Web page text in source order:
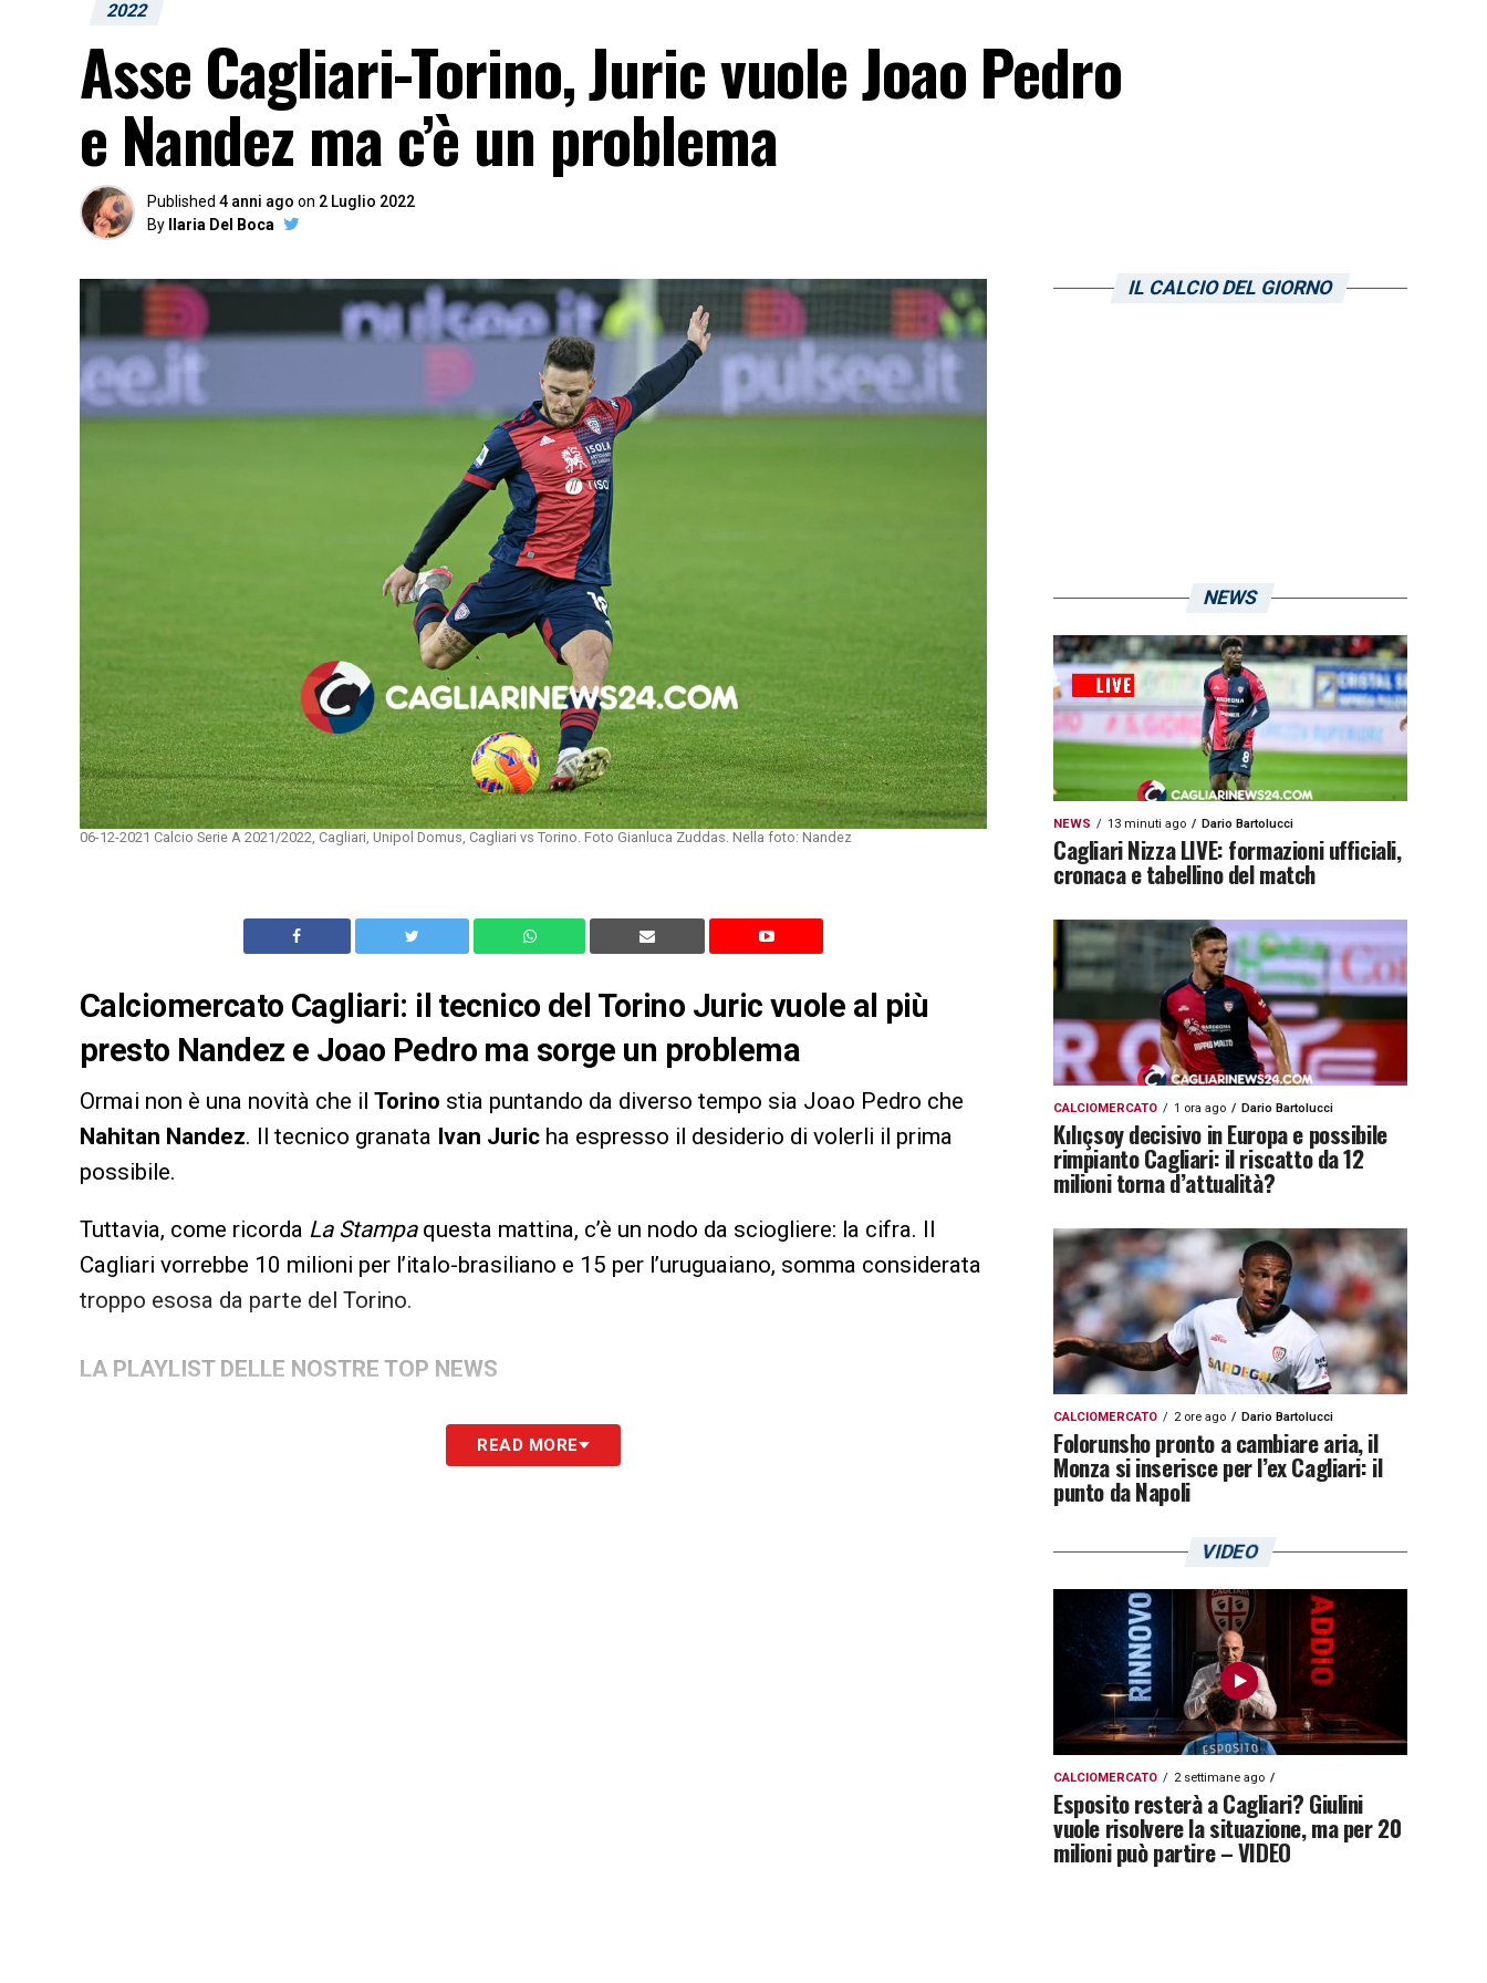
2022
Asse Cagliari-Torino, Juric vuole Joao Pedro
e Nandez ma c’è un problema
Published 4 anni ago on 2 Luglio 2022
By
Ilaria Del Boca
06-12-2021 Calcio Serie A 2021/2022, Cagliari, Unipol Domus, Cagliari vs Torino. Foto Gianluca Zuddas. Nella foto: Nandez
Calciomercato Cagliari: il tecnico del Torino Juric vuole al più
presto Nandez e Joao Pedro ma sorge un problema
Ormai non è una novità che il Torino stia puntando da diverso tempo sia Joao Pedro che
Nahitan Nandez. Il tecnico granata Ivan Juric ha espresso il desiderio di volerli il prima
possibile.
Tuttavia, come ricorda La Stampaquesta mattina, c’è un nodo da sciogliere: la cifra. Il
Cagliari vorrebbe 10 milioni per l’italo-brasiliano e 15 per l’uruguaiano, somma considerata
troppo esosa da parte del Torino.
LA PLAYLIST DELLE NOSTRE TOP NEWS
READ MORE
IL CALCIO DEL GIORNO
NEWS
NEWS 13 minuti ago Dario Bartolucci
Cagliari Nizza LIVE: formazioni ufficiali,
cronaca e tabellino del match
CALCIOMERCATO 1 ora ago Dario Bartolucci
Kılıçsoy decisivo in Europa e possibile
rimpianto Cagliari: il riscatto da 12
milioni torna d’attualità?
CALCIOMERCATO 2 ore ago Dario Bartolucci
Folorunsho pronto a cambiare aria, il
Monza si inserisce per l’ex Cagliari: il
punto da Napoli
VIDEO
CALCIOMERCATO 2 settimane ago
Esposito resterà a Cagliari? Giulini
vuole risolvere la situazione, ma per 20
milioni può partire – VIDEO